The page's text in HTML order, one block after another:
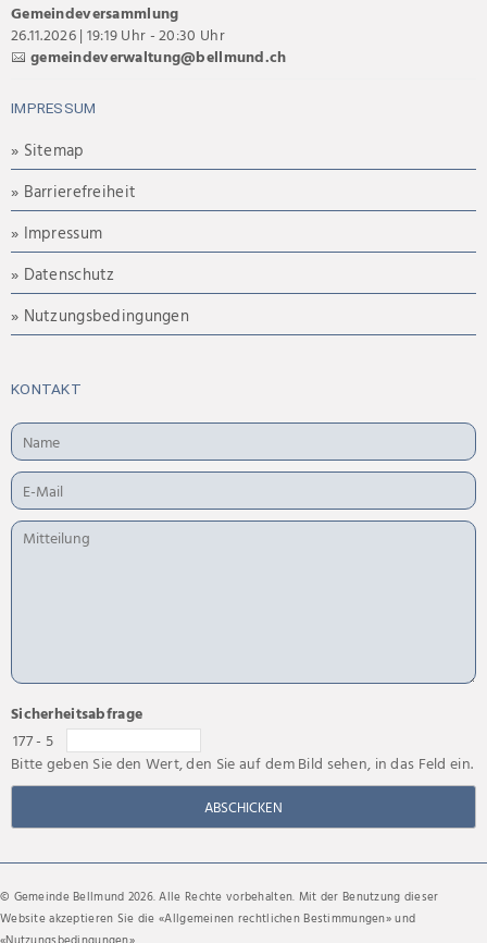
Gemeindeversammlung
26.11.2026 | 19:19 Uhr - 20:30 Uhr
gemeindeverwaltung@bellmund.ch
IMPRESSUM
» Sitemap
» Barrierefreiheit
» Impressum
» Datenschutz
» Nutzungsbedingungen
KONTAKT
Sicherheitsabfrage
177 - 5
Bitte geben Sie den Wert, den Sie auf dem Bild sehen, in das Feld ein.
ABSCHICKEN
© Gemeinde Bellmund 2026. Alle Rechte vorbehalten. Mit der Benutzung dieser
Website akzeptieren Sie die «Allgemeinen rechtlichen Bestimmungen» und